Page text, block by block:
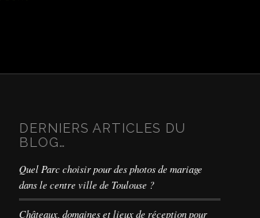
DERNIERS ARTICLES DU
BLOG…
Quel Parc choisir pour des photos de mariage
dans le centre ville de Toulouse ?
Châteaux, domaines et lieux de réception pour